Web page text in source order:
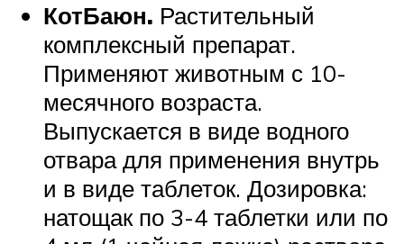
КотБаюн. Растительный
комплексный препарат.
Применяют животным с 10-
месячного возраста.
Выпускается в виде водного
отвара для применения внутрь
и в виде таблеток. Дозировка:
натощак по 3-4 таблетки или по